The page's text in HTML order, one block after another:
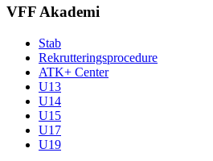
VFF Akademi
Stab
Rekrutteringsprocedure
ATK+ Center
U13
U14
U15
U17
U19